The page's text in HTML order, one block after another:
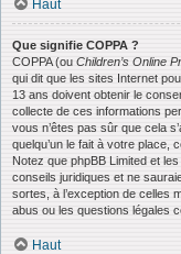
Haut
Que signifie COPPA ?
COPPA (ou Children’s Online
qui dit que les sites Internet
13 ans doivent obtenir le
collecte de ces informations
vous n’êtes pas sûr que cela
quelqu’un le fait à votre place,
Notez que phpBB Limited et
conseils juridiques et ne
sortes, à l’exception de celles
abus ou les questions légales
Haut